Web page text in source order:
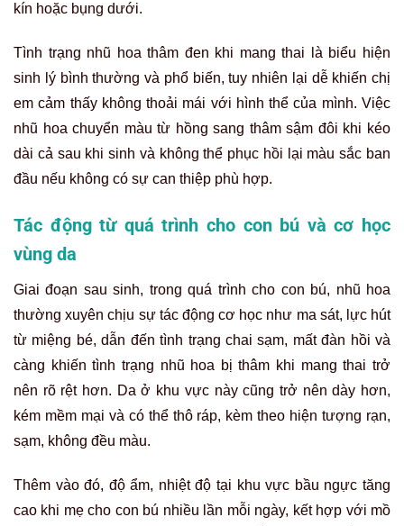
kín hoặc bụng dưới.
Tình trạng nhũ hoa thâm đen khi mang thai là biểu hiện
sinh lý bình thường và phổ biến, tuy nhiên lại dễ khiến chị
em cảm thấy không thoải mái với hình thể của mình. Việc
nhũ hoa chuyển màu từ hồng sang thâm sậm đôi khi kéo
dài cả sau khi sinh và không thể phục hồi lại màu sắc ban
đầu nếu không có sự can thiệp phù hợp.
Tác động từ quá trình cho con bú và cơ học
vùng da
Giai đoạn sau sinh, trong quá trình cho con bú, nhũ hoa
thường xuyên chịu sự tác động cơ học như ma sát, lực hút
từ miệng bé, dẫn đến tình trạng chai sạm, mất đàn hồi và
càng khiến tình trạng nhũ hoa bị thâm khi mang thai trở
nên rõ rệt hơn. Da ở khu vực này cũng trở nên dày hơn,
kém mềm mại và có thể thô ráp, kèm theo hiện tượng rạn,
sạm, không đều màu.
Thêm vào đó, độ ẩm, nhiệt độ tại khu vực bầu ngực tăng
cao khi mẹ cho con bú nhiều lần mỗi ngày, kết hợp với mồ